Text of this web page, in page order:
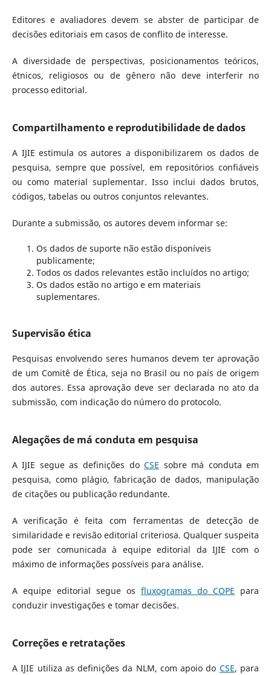
Editores e avaliadores devem se abster de participar de
decisões editoriais em casos de conflito de interesse.
A diversidade de perspectivas, posicionamentos teóricos,
étnicos, religiosos ou de gênero não deve interferir no
processo editorial.
Compartilhamento e reprodutibilidade de dados
A IJIE estimula os autores a disponibilizarem os dados de
pesquisa, sempre que possível, em repositórios confiáveis
ou como material suplementar. Isso inclui dados brutos,
códigos, tabelas ou outros conjuntos relevantes.
Durante a submissão, os autores devem informar se:
Os dados de suporte não estão disponíveis
publicamente;
Todos os dados relevantes estão incluídos no artigo;
Os dados estão no artigo e em materiais
suplementares.
Supervisão ética
Pesquisas envolvendo seres humanos devem ter aprovação
de um Comitê de Ética, seja no Brasil ou no país de origem
dos autores. Essa aprovação deve ser declarada no ato da
submissão, com indicação do número do protocolo.
Alegações de má conduta em pesquisa
A IJIE segue as definições doCSE sobre má conduta em
pesquisa, como plágio, fabricação de dados, manipulação
de citações ou publicação redundante.
A verificação é feita com ferramentas de detecção de
similaridade e revisão editorial criteriosa. Qualquer suspeita
pode ser comunicada à equipe editorial da IJIE com o
máximo de informações possíveis para análise.
A equipe editorial segue osfluxogramas do COPE para
conduzir investigações e tomar decisões.
Correções e retratações
A IJIE utiliza as definições da NLM, com apoio do CSE, para